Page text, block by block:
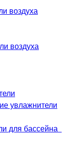
воздуха
воздуха
увлажнители
для бассейна